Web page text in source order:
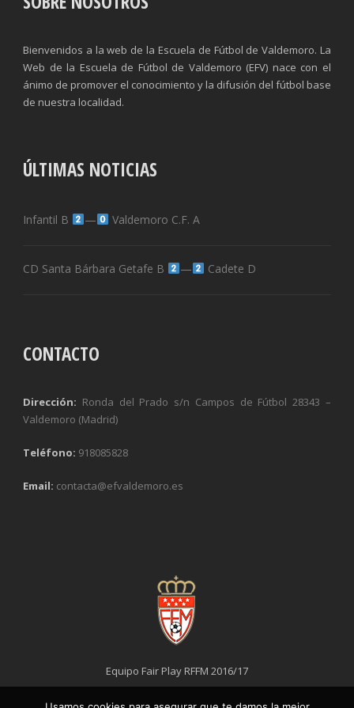
Bienvenidos a la web de la Escuela de Fútbol de Valdemoro. La
Web de la Escuela de Fútbol de Valdemoro (EFV) nace con el
ánimo de promover el conocimiento y la difusión del fútbol base
de nuestra localidad.
ÚLTIMAS NOTICIAS
Infantil B — Valdemoro C.F. A
CD Santa Bárbara Getafe B — Cadete D
CONTACTO
Dirección: Ronda del Prado s/n Campos de Fútbol 28343 –
Valdemoro (Madrid)
Teléfono: 918085828
Email: contacta@efvaldemoro.es
Equipo Fair Play RFFM 2016/17